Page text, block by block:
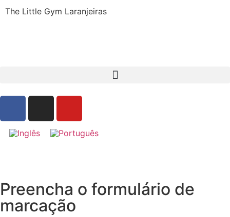
The Little Gym Laranjeiras
Marcação de Reserva para Aniversários
Preencha o formulário de
marcação